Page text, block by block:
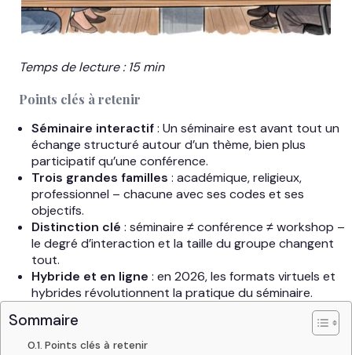
Temps de lecture : 15 min
Points clés à retenir
Séminaire interactif: Un séminaire est avant tout un
échange structuré autour d’un thème, bien plus
participatif qu’une conférence.
Trois grandes familles : académique, religieux,
professionnel – chacune avec ses codes et ses
objectifs.
Distinction clé : séminaire ≠ conférence ≠ workshop –
le degré d’interaction et la taille du groupe changent
tout.
Hybride et en ligne : en 2026, les formats virtuels et
hybrides révolutionnent la pratique du séminaire.
Sommaire
Points clés à retenir